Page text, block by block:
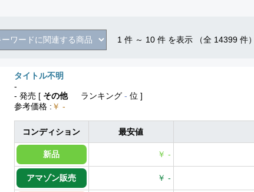
1 件 ～ 10 件 を表示 （全 14399 件
タイトル不明
-
- 発売 [ その他 ランキング - 位 ]
参考価格 : ￥ -
コンディション 最安値
新品 ￥ -
アマゾン販売 ￥ -